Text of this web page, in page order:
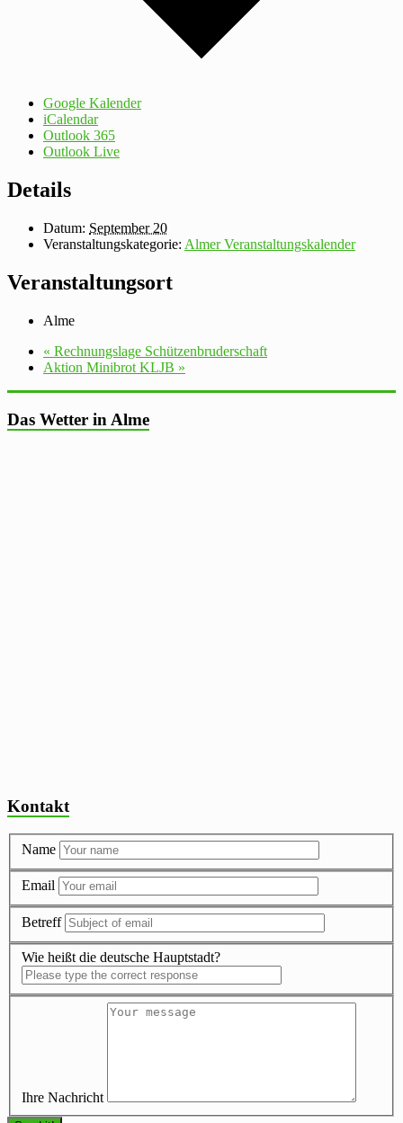
Google Kalender
iCalendar
Outlook 365
Outlook Live
Details
Datum: September 20
Veranstaltungskategorie: Almer Veranstaltungskalender
Veranstaltungsort
Alme
« Rechnungslage Schützenbruderschaft
Aktion Minibrot KLJB »
Das Wetter in Alme
Kontakt
Name
Email
Betreff
Wie heißt die deutsche Hauptstadt?
Ihre Nachricht